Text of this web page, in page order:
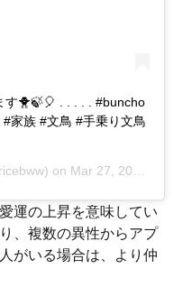
す🐥🍃🎈 . . . . . #buncho
家族 #文鳥 #手乗り文鳥
on Mar 27, 2018 at 4:54am PDT
運の上昇を意味してい
、複数の異性からアプ
がいる場合は、より仲